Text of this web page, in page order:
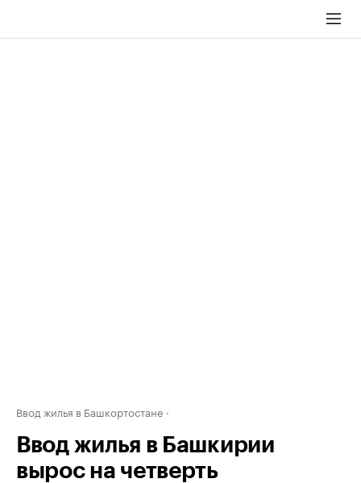
Ввод жилья в Башкортостане
Ввод жилья в Башкирии
вырос на четверть